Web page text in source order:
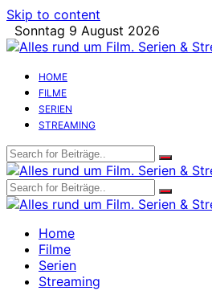
Skip to content
Sonntag 9 August 2026
HOME
FILME
SERIEN
STREAMING
Home
Filme
Serien
Streaming